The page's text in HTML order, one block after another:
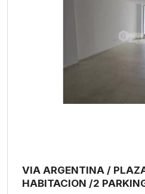
VIA ARGENTINA /
HABITACION /2